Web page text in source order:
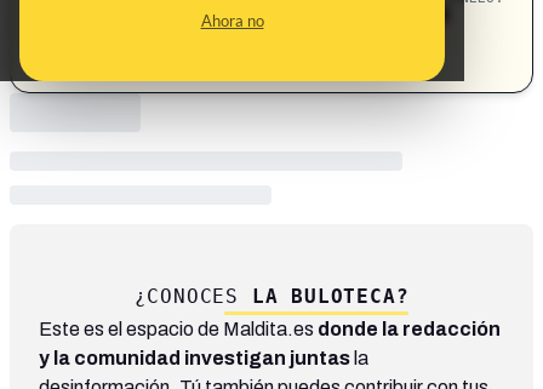
Ahora no
trenes · fiestas · Óscar Puente · colapso
¿CONOCES LA BULOTECA?
Este es el espacio de Maldita.es donde la redacción
y la comunidad investigan juntas la